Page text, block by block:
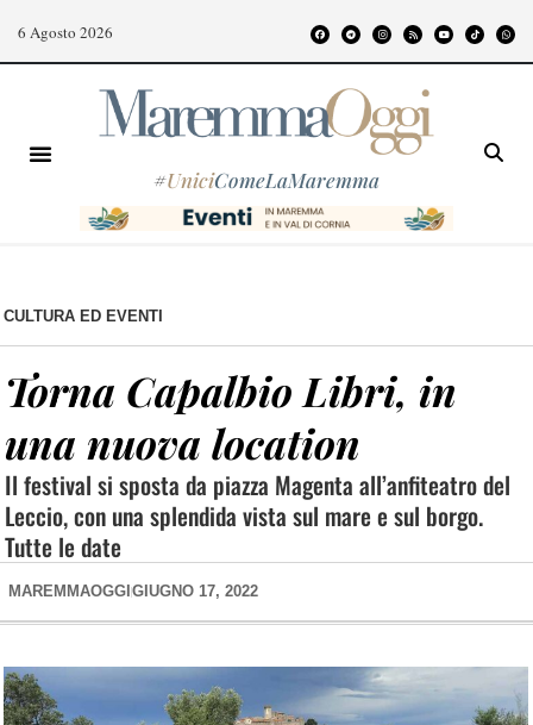
6 Agosto 2026
#UniciComeLaMaremma
CULTURA ED EVENTI
Torna Capalbio Libri, in
una nuova location
Il festival si sposta da piazza Magenta all’anfiteatro del
Leccio, con una splendida vista sul mare e sul borgo.
Tutte le date
MAREMMAOGGI GIUGNO 17, 2022